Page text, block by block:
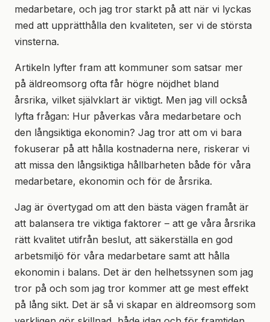
medarbetare, och jag tror starkt på att när vi lyckas
med att upprätthålla den kvaliteten, ser vi de största
vinsterna.
Artikeln lyfter fram att kommuner som satsar mer
på äldreomsorg ofta får högre nöjdhet bland
årsrika, vilket självklart är viktigt. Men jag vill också
lyfta frågan: Hur påverkas våra medarbetare och
den långsiktiga ekonomin? Jag tror att om vi bara
fokuserar på att hålla kostnaderna nere, riskerar vi
att missa den långsiktiga hållbarheten både för våra
medarbetare, ekonomin och för de årsrika.
Jag är övertygad om att den bästa vägen framåt är
att balansera tre viktiga faktorer – att ge våra årsrika
rätt kvalitet utifrån beslut, att säkerställa en god
arbetsmiljö för våra medarbetare samt att hålla
ekonomin i balans. Det är den helhetssynen som jag
tror på och som jag tror kommer att ge mest effekt
på lång sikt. Det är så vi skapar en äldreomsorg som